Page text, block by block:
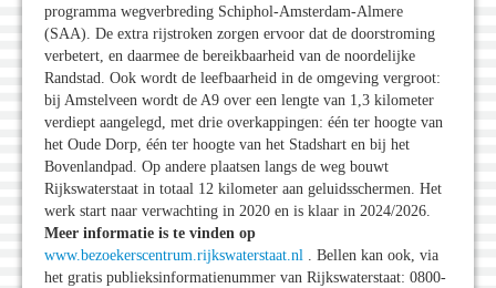
programma wegverbreding Schiphol-Amsterdam-Almere
(SAA). De extra rijstroken zorgen ervoor dat de doorstroming
verbetert, en daarmee de bereikbaarheid van de noordelijke
Randstad. Ook wordt de leefbaarheid in de omgeving vergroot:
bij Amstelveen wordt de A9 over een lengte van 1,3 kilometer
verdiept aangelegd, met drie overkappingen: één ter hoogte van
het Oude Dorp, één ter hoogte van het Stadshart en bij het
Bovenlandpad. Op andere plaatsen langs de weg bouwt
Rijkswaterstaat in totaal 12 kilometer aan geluidsschermen. Het
werk start naar verwachting in 2020 en is klaar in 2024/2026.
Meer informatie is te vinden op
www.bezoekerscentrum.rijkswaterstaat.nl . Bellen kan ook, via
het gratis publieksinformatienummer van Rijkswaterstaat: 0800-